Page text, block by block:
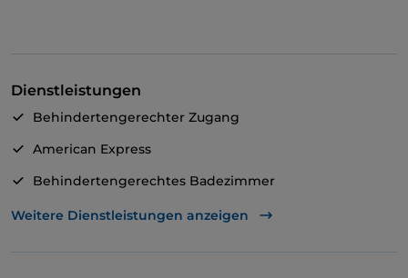
Dienstleistungen
Behindertengerechter Zugang
American Express
Behindertengerechtes Badezimmer
Zum Mitnehmen
Weitere Dienstleistungen anzeigen